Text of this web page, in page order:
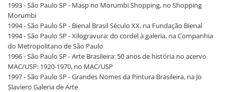
1993 - São Paulo SP - Masp no Morumbi Shopping, no Shopping
Morumbi
1994 - São Paulo SP - Bienal Brasil Século XX, na Fundação Bienal
1994 - São Paulo SP - Xilogravura: do cordel à galeria, na Companhia
do Metropolitano de São Paulo
1996 - São Paulo SP - Arte Brasileira: 50 anos de história no acervo
MAC/USP: 1920-1970, no MAC/USP
1997 - São Paulo SP - Grandes Nomes da Pintura Brasileira, na Jo
Slaviero Galeria de Arte